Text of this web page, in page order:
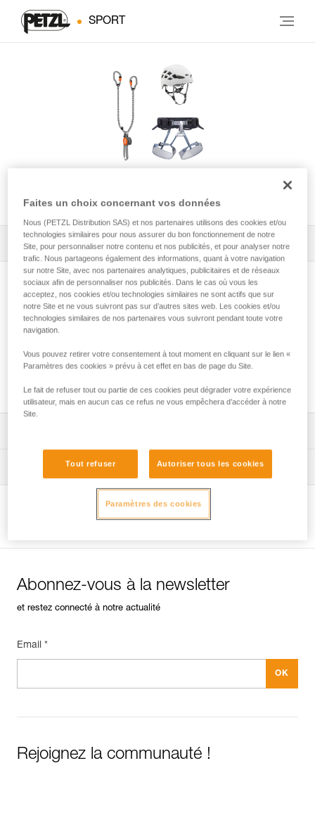
SPORT
KIT VIA FERRATA VERTIGO
Tous les conseils techniques 1 Filtrer
Assurer avec une corde en complément des
Technical Notice
Technical Notice
Conseils pour l'entretien de vos équipements
entretien-longes-sangles-absorbeurs-FR
entretien-casques-FR
Abonnez-vous à la newsletter
et restez connecté à notre actualité
Email *
Rejoignez la communauté !
Faites un choix concernant vos données
Nous (PETZL Distribution SAS) et nos partenaires utilisons des cookies et/ou
technologies similaires pour nous assurer du bon fonctionnement de notre
Site, pour personnaliser notre contenu et nos publicités, et pour analyser notre
trafic. Nous partageons également des informations, quant à votre navigation
sur notre Site, avec nos partenaires analytiques, publicitaires et de réseaux
sociaux afin de personnaliser nos publicités. Dans le cas où vous les
acceptez, nos cookies et/ou technologies similaires ne sont actifs que sur
notre Site et ne vous suivront pas sur d’autres sites web. Les cookies et/ou
technologies similaires de nos partenaires vous suivront pendant toute votre
navigation.
Vous pouvez retirer votre consentement à tout moment en cliquant sur le lien «
Paramètres des cookies » prévu à cet effet en bas de page du Site.
Le fait de refuser tout ou partie de ces cookies peut dégrader votre expérience
utilisateur, mais en aucun cas ce refus ne vous empêchera d’accéder à notre
Site.
Tout refuser Autoriser tous les cookies
Paramètres des cookies